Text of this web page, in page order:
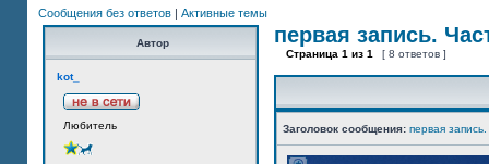
Сообщения без ответов | Активные темы
Автор
kot_
Любитель
первая запись.
Страница 1 из 1 [ 8 ответов ]
Заголовок сообщения: первая